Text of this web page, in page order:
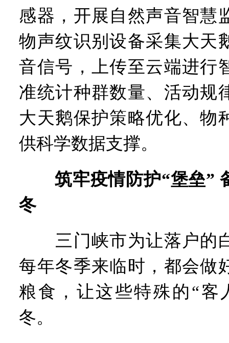
感器，开展自然声音智慧
物声纹识别设备采集大天
音信号，上传至云端进行
准统计种群数量、活动规
大天鹅保护策略优化、物
供科学数据支撑。
筑牢疫情防护“堡垒”
冬
三门峡市为让落户的
每年冬季来临时，都会做
粮食，让这些特殊的“客
冬。